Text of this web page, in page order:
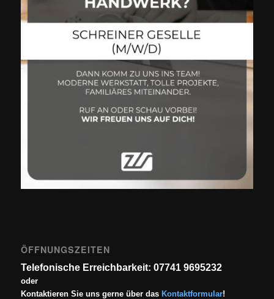
ÖFFNUNGSZEITEN
Telefonische Erreichbarkeit: 07741 9695232
oder
Kontaktieren Sie uns gerne über das Kontaktformular!